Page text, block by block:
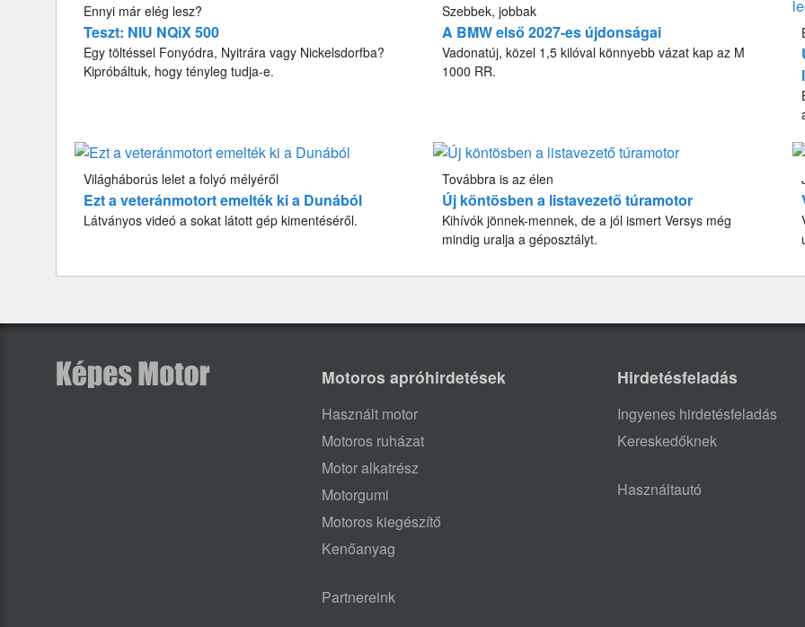
Ennyi már elég lesz?
Teszt: NIU NQiX 500
Egy töltéssel Fonyódra, Nyitrára vagy Nickelsdorfba?
Kipróbáltuk, hogy tényleg tudja-e.
Szebbek, jobbak
A BMW első 2027-es újdonságai
Vadonatúj, közel 1,5 kilóval könnyebb vázat kap az M
1000 RR.
Világháborús lelet a folyó mélyéről
Ezt a veteránmotort emelték ki a Dunából
Látványos videó a sokat látott gép kimentéséről.
Továbbra is az élen
Új köntösben a listavezető túramotor
Kihívók jönnek-mennek, de a jól ismert Versys még
mindig uralja a géposztályt.
Motoros apróhirdetések
Használt motor
Motoros ruházat
Motor alkatrész
Motorgumi
Motoros kiegészítő
Kenőanyag
Partnereink
Hirdetésfeladás
Ingyenes hirdetésfeladás
Kereskedőknek
Használtautó